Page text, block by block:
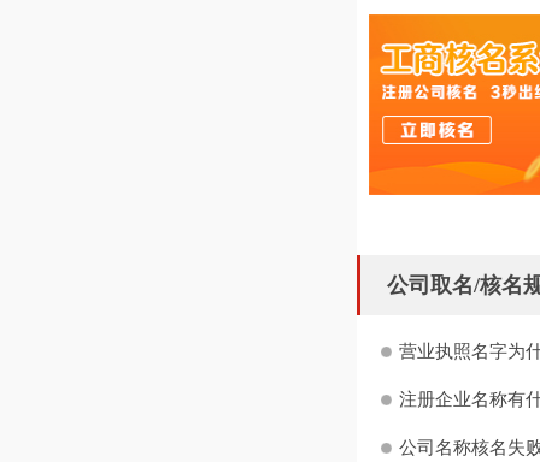
公司取名/核名
营业执照名字为
注册企业名称有
公司名称核名失